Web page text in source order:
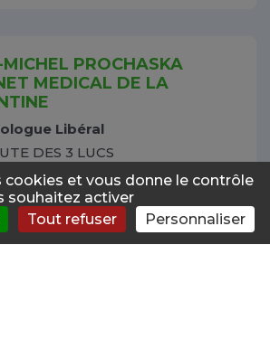
Consulter Forum News
PROCHASKA
MEDICAL DE LA
Libéral
DES 3 LUCS
cookies et vous donne le contrôle
souhaitez activer
Tout refuser Personnaliser